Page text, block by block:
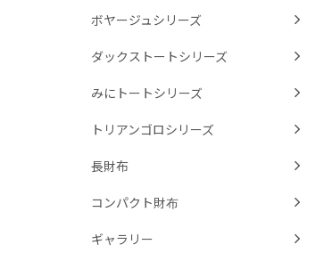
ボヤージュシリーズ
ダックストートシリーズ
みにトートシリーズ
トリアンゴロシリーズ
長財布
コンパクト財布
ギャラリー